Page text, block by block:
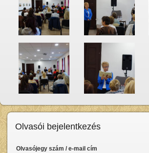
Olvasói bejelentkezés
Olvasójegy szám / e-mail cím